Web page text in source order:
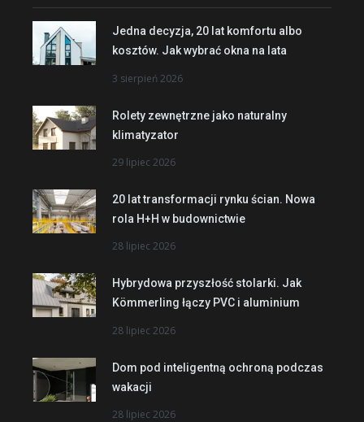
Jedna decyzja, 20 lat komfortu albo
kosztów. Jak wybrać okna na lata
3 sierpień 2026
Rolety zewnętrzne jako naturalny
klimatyzator
29 lipiec 2026
20 lat transformacji rynku ścian. Nowa
rola H+H w budownictwie
28 lipiec 2026
Hybrydowa przyszłość stolarki. Jak
Kömmerling łączy PVC i aluminium
28 lipiec 2026
Dom pod inteligentną ochroną podczas
wakacji
28 lipiec 2026